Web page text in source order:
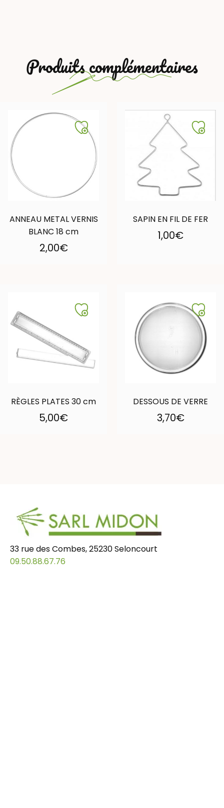
Produits complémentaires
ANNEAU METAL VERNIS
BLANC 18 cm
2,00€
SAPIN EN FIL DE FER
1,00€
RÈGLES PLATES 30 cm
5,00€
DESSOUS DE VERRE
3,70€
33 rue des Combes, 25230 Seloncourt
09.50.88.67.76